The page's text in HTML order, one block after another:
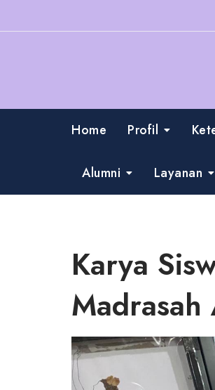
Home Profil
Alumni Layanan
Karya